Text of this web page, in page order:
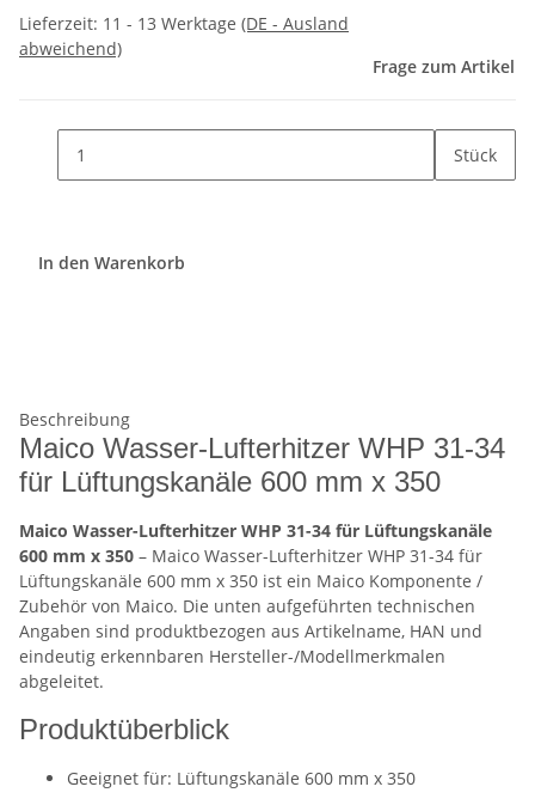
Lieferzeit: 11 - 13 Werktage (DE - Ausland
abweichend)
Frage zum Artikel
Stück
In den Warenkorb
Beschreibung
Maico Wasser-Lufterhitzer WHP 31-34
für Lüftungskanäle 600 mm x 350
Maico Wasser-Lufterhitzer WHP 31-34 für Lüftungskanäle
600 mm x 350 – Maico Wasser-Lufterhitzer WHP 31-34 für
Lüftungskanäle 600 mm x 350 ist ein Maico Komponente /
Zubehör von Maico. Die unten aufgeführten technischen
Angaben sind produktbezogen aus Artikelname, HAN und
eindeutig erkennbaren Hersteller-/Modellmerkmalen
abgeleitet.
Produktüberblick
Geeignet für: Lüftungskanäle 600 mm x 350